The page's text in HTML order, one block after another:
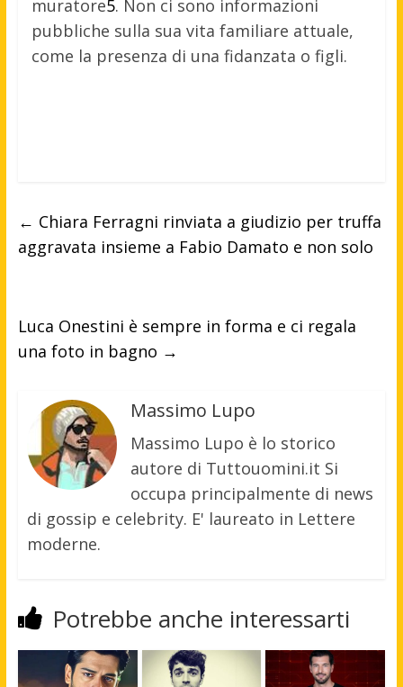
muratore5. Non ci sono informazioni
pubbliche sulla sua vita familiare attuale,
come la presenza di una fidanzata o figli.
← Chiara Ferragni rinviata a giudizio per truffa
aggravata insieme a Fabio Damato e non solo
Luca Onestini è sempre in forma e ci regala
una foto in bagno →
Massimo Lupo
Massimo Lupo è lo storico
autore di Tuttouomini.it Si
occupa principalmente di news
di gossip e celebrity. E' laureato in Lettere
moderne.
Potrebbe anche interessarti